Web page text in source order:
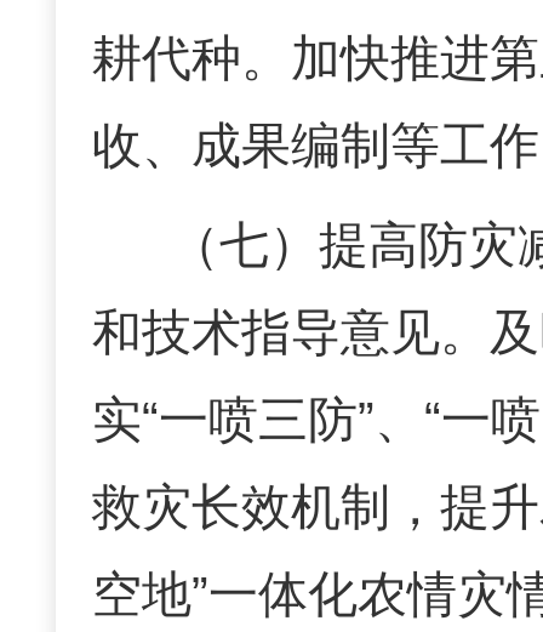
耕代种。加快推进
收、成果编制等工
（七） 提高防灾
和技术指导意见。
实“一喷三防”、 “一
救灾长效机制，提
空地”一体化农情灾